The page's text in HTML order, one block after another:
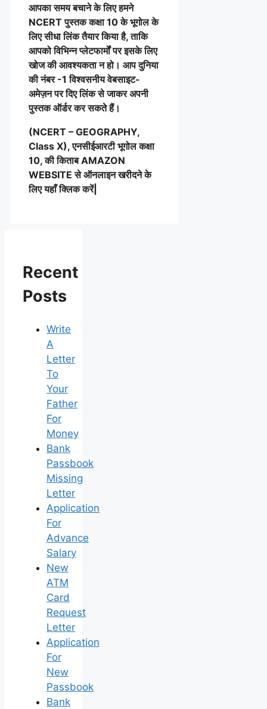
आपका समय बचाने के लिए हमने
NCERT पुस्तक कक्षा 10 के भूगोल के
लिए सीधा लिंक तैयार किया है, ताकि
आपको विभिन्न प्लेटफार्मों पर इसके लिए
खोज की आवश्यकता न हो। आप दुनिया
की नंबर -1 विश्वसनीय वेबसाइट-
अमेज़न पर दिए लिंक से जाकर अपनी
पुस्तक ऑर्डर कर सकते हैं।
(NCERT – GEOGRAPHY,
Class X), एनसीईआरटी भूगोल कक्षा
10, की किताब AMAZON
WEBSITE से ऑनलाइन खरीदने के
लिए यहाँ क्लिक करें|
Recent
Posts
Write
A
Letter
To
Your
Father
For
Money
Bank
Passbook
Missing
Letter
Application
For
Advance
Salary
New
ATM
Card
Request
Letter
Application
For
New
Passbook
Bank